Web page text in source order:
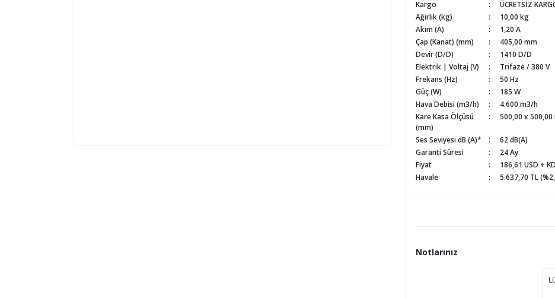
Kargo
ÜCRETSİZ
Ağırlık (kg)
10,00 kg
Akım (A)
1,20 A
Çap (Kanat) (mm)
405,00 mm
Devir (D/D)
1410 D/D
Elektrik | Voltaj (V)
Trifaze / 380 V
Frekans (Hz)
50 Hz
Güç (W)
185 W
Hava Debisi (m3/h)
4.600 m3/h
Kare Kasa Ölçüsü
(mm)
500,00 x 500,00
Ses Seviyesi dB (A)*
62 dB(A)
Garanti Süresi
24 Ay
Fiyat
186,61 USD +
Havale
5.637,70 TL
Notlarınız